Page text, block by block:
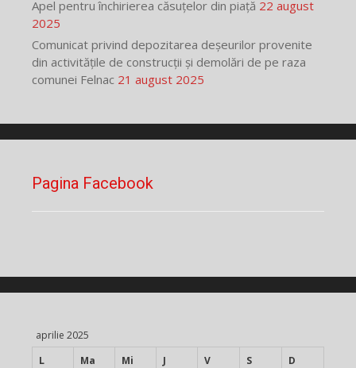
Apel pentru închirierea căsuțelor din piață 22 august
2025
Comunicat privind depozitarea deșeurilor provenite
din activitățile de construcții și demolări de pe raza
comunei Felnac 21 august 2025
Pagina Facebook
aprilie 2025
L
Ma Mi J V S D